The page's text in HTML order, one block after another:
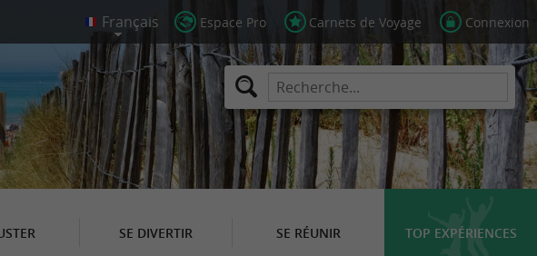
Espace Pro Carnets de Voyage Connexion
SE DIVERTIR SE RÉUNIR TOP EXPÉRIENCES